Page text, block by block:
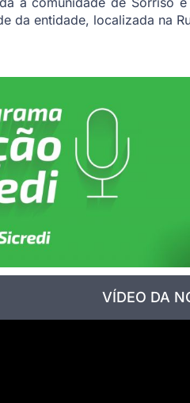
da entidade, localizada na
VÍDEO DA